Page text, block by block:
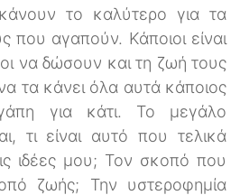
το καλύτερο για τα
που αγαπούν. Κάποιοι είναι
να δώσουν και τη ζωή τους
τα κάνει όλα αυτά κάποιος
για κάτι. Το μεγάλο
τι είναι αυτό που τελικά
ιδέες μου; Τον σκοπό που
ζωής; Την υστεροφημία